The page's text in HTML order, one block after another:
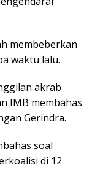
membeberkan
waktu lalu.
akrab
IMB membahas
Gerindra.
soal
di 12